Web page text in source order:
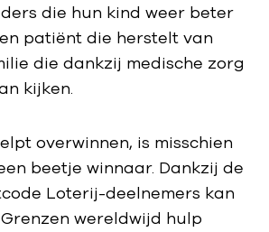
die hun kind weer beter
patiënt die herstelt van
die dankzij medische zorg
kijken.
overwinnen, is misschien
beetje winnaar. Dankzij de
Loterij-deelnemers kan
wereldwijd hulp